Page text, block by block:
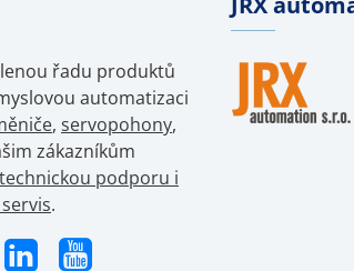
řadu produktů
automatizaci
, servopohony,
zákazníkům
technickou podporu i
.